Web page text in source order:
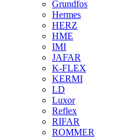
Grundfos
Hermes
HERZ
HME
IMI
JAFAR
K-FLEX
KERMI
LD
Luxor
Reflex
RIFAR
ROMMER